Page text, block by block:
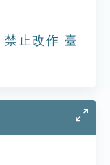
止改作 臺